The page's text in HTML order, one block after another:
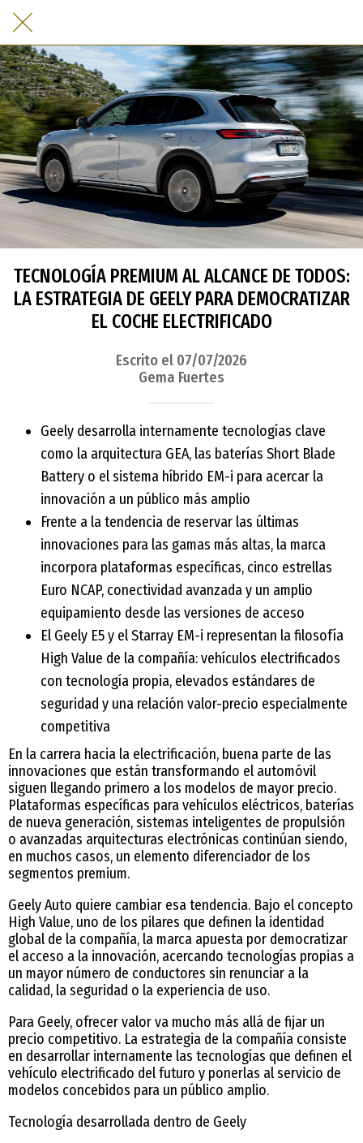
TECNOLOGÍA PREMIUM AL ALCANCE DE TODOS:
LA ESTRATEGIA DE GEELY PARA DEMOCRATIZAR
EL COCHE ELECTRIFICADO
Escrito el 07/07/2026
Gema Fuertes
Geely desarrolla internamente tecnologías clave
como la arquitectura GEA, las baterías Short Blade
Battery o el sistema híbrido EM-i para acercar la
innovación a un público más amplio
Frente a la tendencia de reservar las últimas
innovaciones para las gamas más altas, la marca
incorpora plataformas específicas, cinco estrellas
Euro NCAP, conectividad avanzada y un amplio
equipamiento desde las versiones de acceso
El Geely E5 y el Starray EM-i representan la filosofía
High Value de la compañía: vehículos electrificados
con tecnología propia, elevados estándares de
seguridad y una relación valor-precio especialmente
competitiva
En la carrera hacia la electrificación, buena parte de las
innovaciones que están transformando el automóvil
siguen llegando primero a los modelos de mayor precio.
Plataformas específicas para vehículos eléctricos, baterías
de nueva generación, sistemas inteligentes de propulsión
o avanzadas arquitecturas electrónicas continúan siendo,
en muchos casos, un elemento diferenciador de los
segmentos premium.
Geely Auto quiere cambiar esa tendencia. Bajo el concepto
High Value, uno de los pilares que definen la identidad
global de la compañía, la marca apuesta por democratizar
el acceso a la innovación, acercando tecnologías propias a
un mayor número de conductores sin renunciar a la
calidad, la seguridad o la experiencia de uso.
Para Geely, ofrecer valor va mucho más allá de fijar un
precio competitivo. La estrategia de la compañía consiste
en desarrollar internamente las tecnologías que definen el
vehículo electrificado del futuro y ponerlas al servicio de
modelos concebidos para un público amplio.
Tecnología desarrollada dentro de Geely